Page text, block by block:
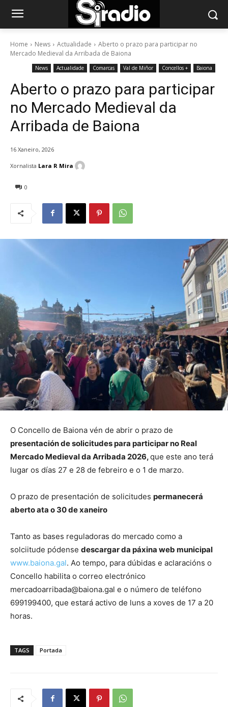
Home News Actualidade
Aberto o prazo para participar no
Mercado Medieval da Arribada de Baiona
News Actualidade Comarcas Val de Miñor Concellos + Baiona
Aberto o prazo para participar
no Mercado Medieval da
Arribada de Baiona
16 Xaneiro, 2026
0
Xornalista Lara R Mira
O Concello de Baiona vén de abrir o prazo de
presentación de solicitudes para participar no Real
Mercado Medieval da Arribada 2026,que este ano terá
lugar os días 27 e 28 de febreiro e o 1 de marzo.
O prazo de presentación de solicitudes permanecerá
aberto ata o 30 de xaneiro
Tanto as bases reguladoras do mercado como a
solciitude pódense descargar da páxina web municipal
www.baiona.gal. Ao tempo, para dúbidas e aclaracións o
Concello habilita o correo electrónico
mercadoarribada@baiona.gal e o número de teléfono
699199400, que estará activo de luns a xoves de 17 a 20
horas.
TAGS Portada